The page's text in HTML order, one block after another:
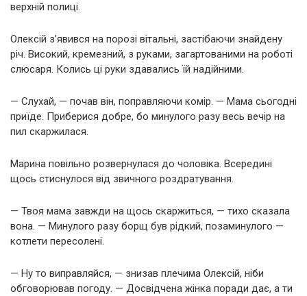
верхній полиці.
Олексій з’явився на порозі вітальні, застібаючи знайдену
річ. Високий, кремезний, з руками, загартованими на роботі
слюсаря. Колись ці руки здавались їй надійними.
— Слухай, — почав він, поправляючи комір. — Мама сьогодні
приїде. Приберися добре, бо минулого разу весь вечір на
пил скаржилася.
Марина повільно розвернулася до чоловіка. Всередині
щось стиснулося від звичного роздратування.
— Твоя мама завжди на щось скаржиться, — тихо сказала
вона. — Минулого разу борщ був рідкий, позаминулого —
котлети пересолені.
— Ну то виправляйся, — знизав плечима Олексій, ніби
обговорював погоду. — Досвідчена жінка поради дає, а ти